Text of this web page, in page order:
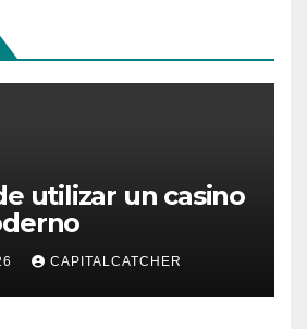
utilizar un casino
CAPITALCATCHER